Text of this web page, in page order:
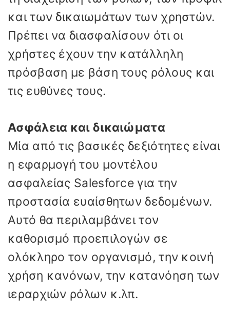
και των δικαιωμάτων των χρηστών.
Πρέπει να διασφαλίσουν ότι οι
χρήστες έχουν την κατάλληλη
πρόσβαση με βάση τους ρόλους και
τις ευθύνες τους.
Ασφάλεια και δικαιώματα
Μία από τις βασικές δεξιότητες είναι
η εφαρμογή του μοντέλου
ασφαλείας Salesforce για την
προστασία ευαίσθητων δεδομένων.
Αυτό θα περιλαμβάνει τον
καθορισμό προεπιλογών σε
ολόκληρο τον οργανισμό, την κοινή
χρήση κανόνων, την κατανόηση των
ιεραρχιών ρόλων κ.λπ.